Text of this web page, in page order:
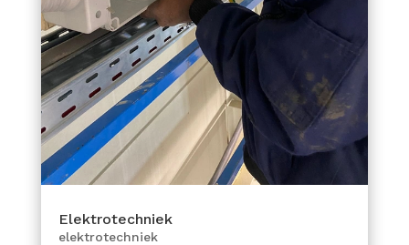
Elektrotechniek
elektrotechniek